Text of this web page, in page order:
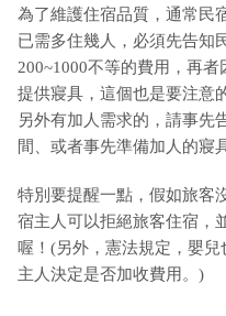
為了維護住宿品質，通常民
已需多住幾人，必須先告知
200~1000不等的費用，再
提供寢具，這個也是要注意
另外有加人需求的，請事先
間、或者事先準備加人的寢
特別要提醒一點，假如旅客
宿主人可以拒絕旅客住宿，
喔！(另外，憲法規定，嬰
主人決定是否加收費用。)